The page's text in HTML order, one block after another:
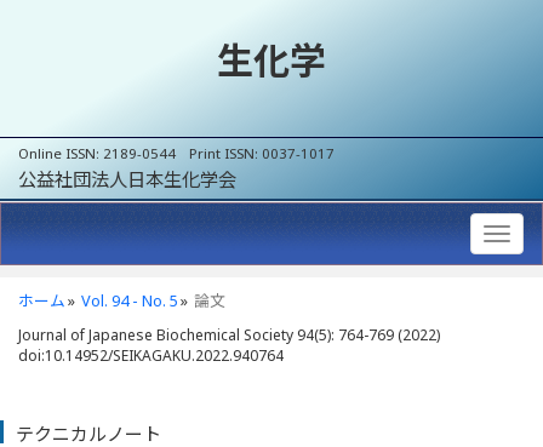
生化学
Online ISSN: 2189-0544 Print ISSN: 0037-1017
公益社団法人日本生化学会
ホーム Vol. 94 - No. 5 論文
Journal of Japanese Biochemical Society 94(5): 764-769 (2022)
doi:10.14952/SEIKAGAKU.2022.940764
テクニカルノート